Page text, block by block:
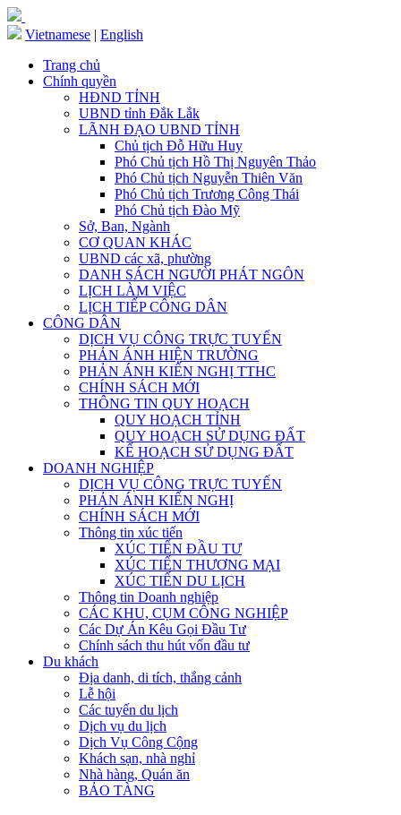
Vietnamese | English
Trang chủ
Chính quyền
HĐND TỈNH
UBND tỉnh Đắk Lắk
LÃNH ĐẠO UBND TỈNH
Chủ tịch Đỗ Hữu Huy
Phó Chủ tịch Hồ Thị Nguyên Thảo
Phó Chủ tịch Nguyễn Thiên Văn
Phó Chủ tịch Trương Công Thái
Phó Chủ tịch Đào Mỹ
Sở, Ban, Ngành
CƠ QUAN KHÁC
UBND các xã, phường
DANH SÁCH NGƯỜI PHÁT NGÔN
LỊCH LÀM VIỆC
LỊCH TIẾP CÔNG DÂN
CÔNG DÂN
DỊCH VỤ CÔNG TRỰC TUYẾN
PHẢN ÁNH HIỆN TRƯỜNG
PHẢN ÁNH KIẾN NGHỊ TTHC
CHÍNH SÁCH MỚI
THÔNG TIN QUY HOẠCH
QUY HOẠCH TỈNH
QUY HOẠCH SỬ DỤNG ĐẤT
KẾ HOẠCH SỬ DỤNG ĐẤT
DOANH NGHIỆP
DỊCH VỤ CÔNG TRỰC TUYẾN
PHẢN ÁNH KIẾN NGHỊ
CHÍNH SÁCH MỚI
Thông tin xúc tiến
XÚC TIẾN ĐẦU TƯ
XÚC TIẾN THƯƠNG MẠI
XÚC TIẾN DU LỊCH
Thông tin Doanh nghiệp
CÁC KHU, CỤM CÔNG NGHIỆP
Các Dự Án Kêu Gọi Đầu Tư
Chính sách thu hút vốn đầu tư
Du khách
Địa danh, di tích, thắng cảnh
Lễ hội
Các tuyến du lịch
Dịch vụ du lịch
Dịch Vụ Công Cộng
Khách sạn, nhà nghỉ
Nhà hàng, Quán ăn
BẢO TÀNG